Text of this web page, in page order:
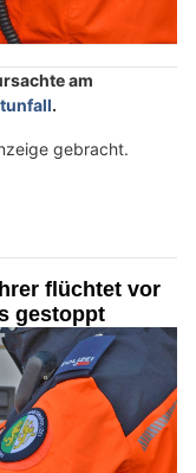
am
.
gebracht.
flüchtet vor
gestoppt